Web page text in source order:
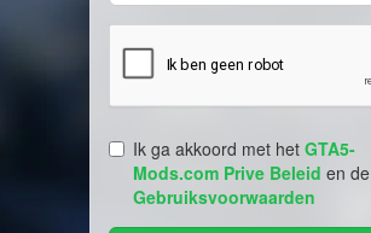
Ik ga akkoord met het GTA5-
Mods.com Prive Beleid en de
Gebruiksvoorwaarden